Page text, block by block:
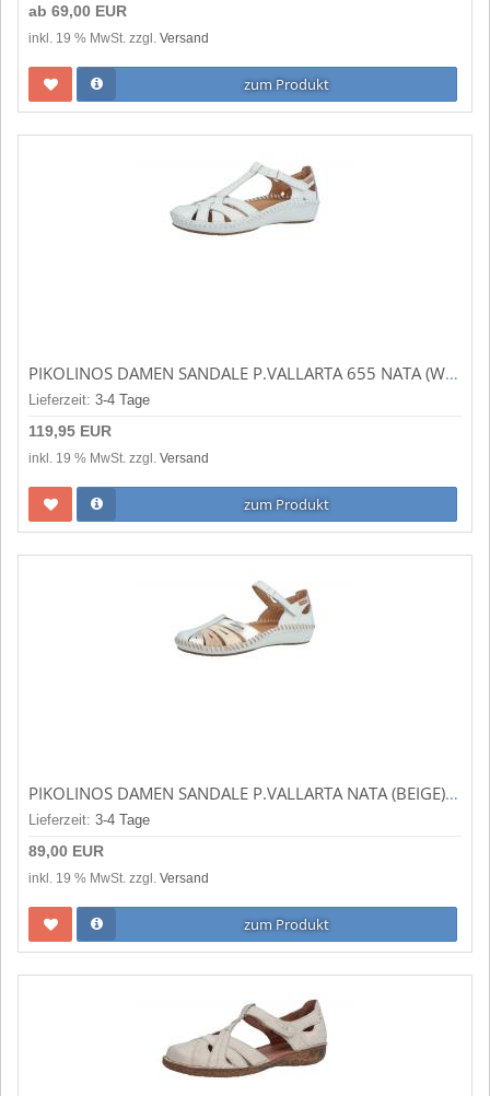
ab 69,00 EUR
inkl. 19 % MwSt. zzgl. Versand
zum Produkt
PIKOLINOS DAMEN SANDALE P.VALLARTA 655 NATA (WEISS) 655-0732ST
Lieferzeit: 3-4 Tage
119,95 EUR
inkl. 19 % MwSt. zzgl. Versand
zum Produkt
PIKOLINOS DAMEN SANDALE P.VALLARTA NATA (BEIGE) 655-0895C3
Lieferzeit: 3-4 Tage
89,00 EUR
inkl. 19 % MwSt. zzgl. Versand
zum Produkt